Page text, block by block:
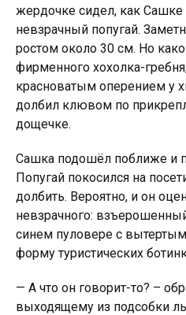
жердочке сидел, как Сашке
невзрачный попугай.
ростом около 30 см. Но
фирменного хохолка-
красноватым оперением у
долбил клювом по
дощечке.
Сашка подошёл поближе и
Попугай покосился на
долбить. Вероятно, и он
невзрачного:
синем пуловере с
форму туристических
— А что он говорит-то? –
выходящему из подсобки